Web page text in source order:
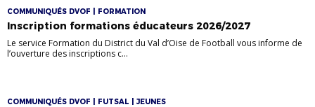
COMMUNIQUÉS DVOF | FORMATION
Inscription formations éducateurs 2026/2027
Le service Formation du District du Val d’Oise de Football vous informe de
l’ouverture des inscriptions c...
COMMUNIQUÉS DVOF | FUTSAL | JEUNES